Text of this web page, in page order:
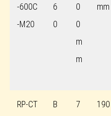
-600C
-M20
6
0
0
0
m
m
mm
RP-CT
B
7
190